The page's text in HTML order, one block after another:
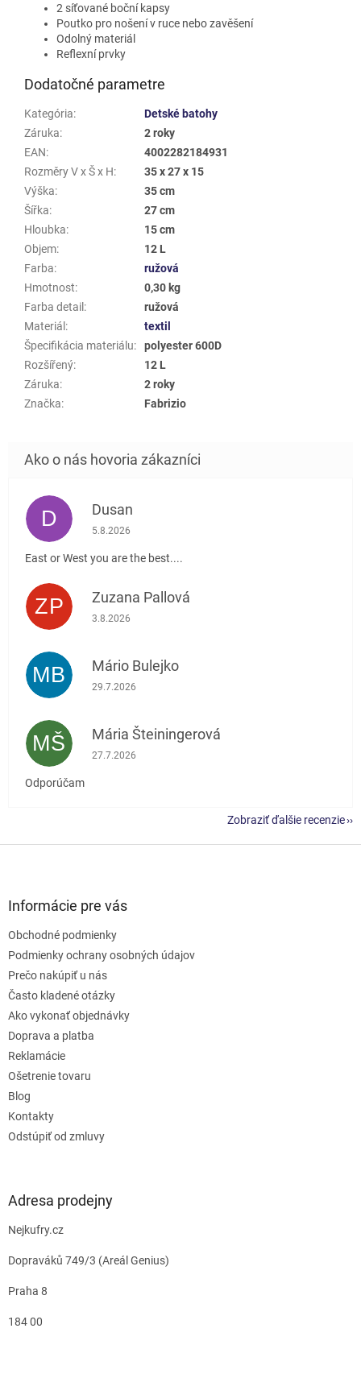
2 síťované boční kapsy
Poutko pro nošení v ruce nebo zavěšení
Odolný materiál
Reflexní prvky
Dodatočné parametre
Kategória:
Detské batohy
Záruka:
2 roky
EAN:
4002282184931
Rozměry V x Š x H:
35 x 27 x 15
Výška:
35 cm
Šířka:
27 cm
Hloubka:
15 cm
Objem:
12 L
Farba:
ružová
Hmotnost:
0,30 kg
Farba detail :
ružová
Materiál :
textil
Špecifikácia materiálu:
polyester 600D
Rozšířený:
12 L
Záruka:
2 roky
Značka: Fabrizio
D Dusan
Hodnotenie obchodu je 5 z 5 hviezdičiek.
5.8.2026
East or West you are the best....
ZP Zuzana Pallová
Hodnotenie obchodu je 5 z 5 hviezdičiek.
3.8.2026
MB Mário Bulejko
Hodnotenie obchodu je 5 z 5 hviezdičiek.
29.7.2026
MŠ Mária Šteiningerová
Hodnotenie obchodu je 5 z 5 hviezdičiek.
27.7.2026
Odporúčam
Zobraziť ďalšie recenzie
Informácie pre vás
Obchodné podmienky
Podmienky ochrany osobných údajov
Prečo nakúpiť u nás
Často kladené otázky
Ako vykonať objednávky
Doprava a platba
Reklamácie
Ošetrenie tovaru
Blog
Kontakty
Odstúpiť od zmluvy
Adresa prodejny
Nejkufry.cz
Dopraváků 749/3 (Areál Genius)
Praha 8
184 00